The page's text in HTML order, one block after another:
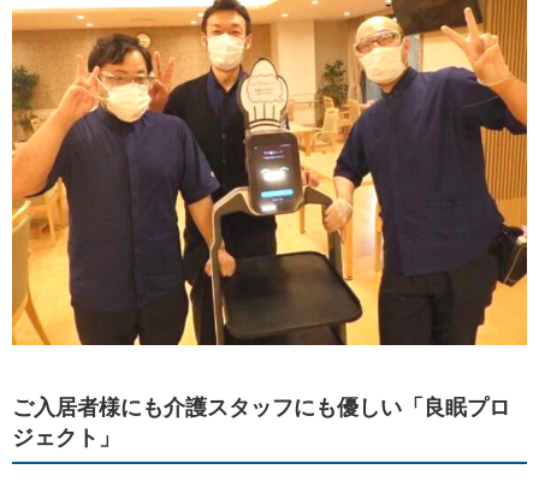
ご入居者様にも介護スタッフにも優しい「良眠プロ
ジェクト」